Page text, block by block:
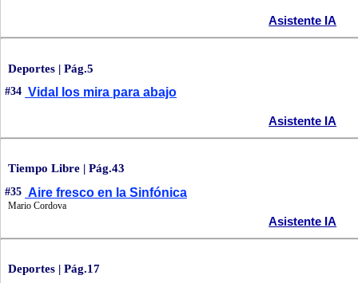
Asistente IA
Deportes | Pág.5
#34 Vidal los mira para abajo
Asistente IA
Tiempo Libre | Pág.43
#35 Aire fresco en la Sinfónica
Mario Cordova
Asistente IA
Deportes | Pág.17